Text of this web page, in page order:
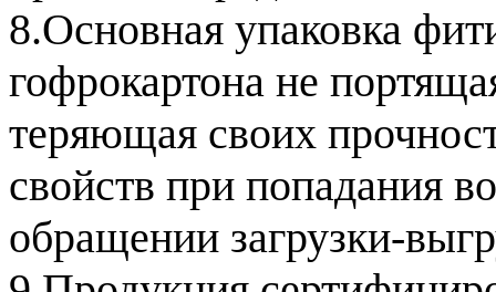
8.Основная упаковка
гофрокартона не
теряющая своих
свойств при попадания
обращении загрузки-